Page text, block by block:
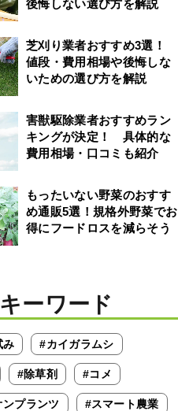
後悔しない選び方を解説
芝刈り業者おすすめ3選！
値段・費用相場や後悔しな
いための選び方を解説
害獣駆除業者おすすめラン
キングが決定！ 具体的な
費用相場・口コミも紹介
もったいない野菜のおすす
め通販5選！規格外野菜でお
得にフードロスを減らそう
ーワード
み #カイガラムシ
#除草剤 #コメ
プランツ #スマート農業